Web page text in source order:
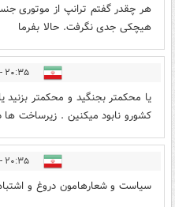
هر چقدر گفتم ترانپ از موتوری
هیچکی جدی نگرفت. حالا بفرما
۲۰:۳۵ - ۱۴۰۵/۰۳/۲۰
یا محکمتر بجنگید و محکمتر بزنید
کشورو نابود میکنین . زیرساخت ها
۲۰:۳۵ - ۱۴۰۵/۰۳/۲۰
سیاست و شعارهامون دروغ و